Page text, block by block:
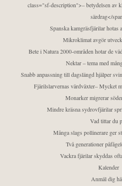
class="sf-description">– betydelsen av
särdrag</
Spanska kamgräsfjärilar hotas
Mikroklimat avgör
Bete i Natura 2000-områden hotar de
Nektar – tema med
Snabb anpassning till dagslängd hjälper
Fjärilslarvernas värdväxter– Mycket
Monarker migrerar
Mindre kräsna sydrovfjärilar
Vad tittar du
Många slags pollinerare ger
Två generationer
Vackra fjärilar skyddas
Kalender
Anmäl dig